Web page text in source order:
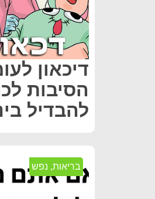
דיכאון
הסיבות
להבדיל
בריאות, נפש